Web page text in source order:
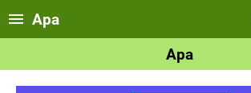
Apa
Apa